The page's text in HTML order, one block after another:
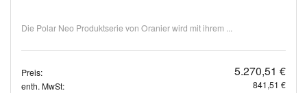
Die Polar Neo Produktserie von Oranier wird mit ihrem ...
Preis: 5.270,51 €
enth. MwSt: 841,51 €